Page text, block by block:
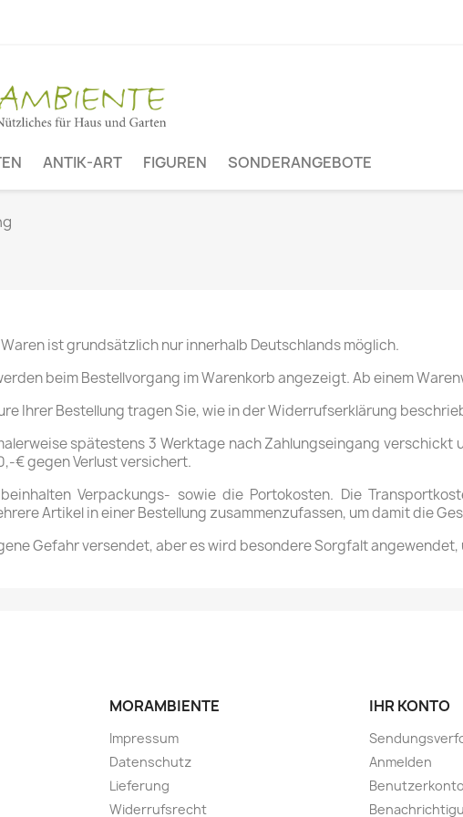
ANTIK-ART FIGUREN SONDERANGEBOTE
ist grundsätzlich nur innerhalb Deutschlands möglich.
beim Bestellvorgang im Warenkorb angezeigt. Ab einem
Ihrer Bestellung tragen Sie, wie in der Widerrufserklärung
spätestens 3 Werktage nach Zahlungseingang
€ gegen Verlust versichert.
Verpackungs- sowie die Portokosten. Die
Artikel in einer Bestellung zusammenzufassen, um damit die
Gefahr versendet, aber es wird besondere Sorgfalt
MORAMBIENTE
Impressum
Datenschutz
Lieferung
Widerrufsrecht
IHR KONTO
Anmelden